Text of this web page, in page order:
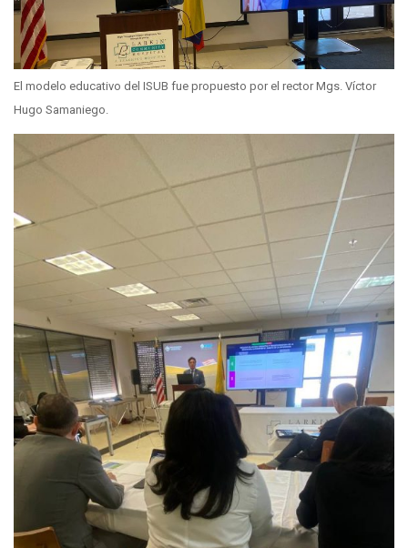
El modelo educativo del ISUB fue propuesto por el rector Mgs. Víctor
Hugo Samaniego.